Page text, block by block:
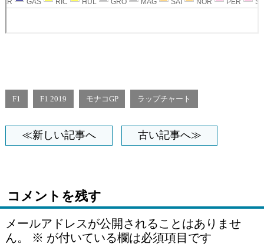
F1 F1 2019 モナコGP ラップチャート
≪新しい記事へ 古い記事へ≫
コメントを残す
メールアドレスが公開されることはありませ
ん。
※ が付いている欄は必須項目です